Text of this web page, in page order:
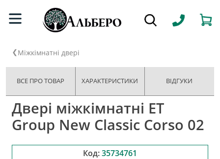
Міжкімнатні двері
ВСЕ ПРО ТОВАР ХАРАКТЕРИСТИКИ ВІДГУКИ
Двері міжкімнатні ET
Group New Classic Corso 02
Код:35734761